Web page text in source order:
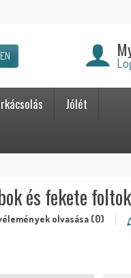
Jólét
és fekete foltok
olvasása (0)